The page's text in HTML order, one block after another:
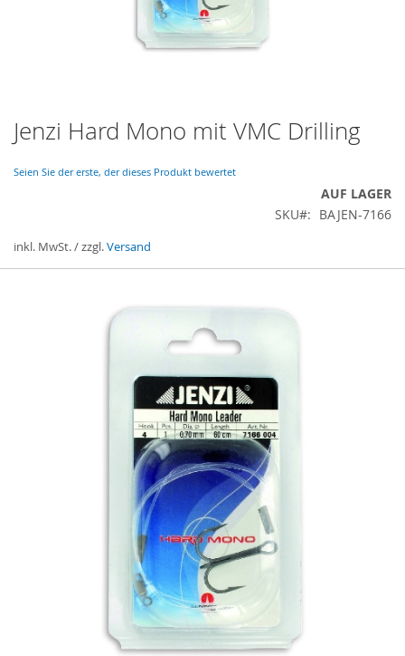
Zum
Anfang
Bildergalerie
Jenzi Hard Mono mit VMC Drilling
Seien Sie der erste, der dieses Produkt bewertet
AUF LAGER
SKU
BAJEN-7166
inkl. MwSt. / zzgl.Versand